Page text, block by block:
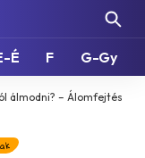
É F G-Gy
álmodni? – Álomfejtés